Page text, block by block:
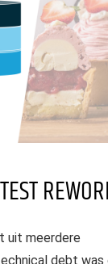
uit meerdere
debt was